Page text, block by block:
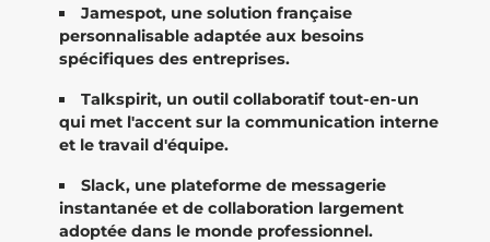
Jamespot, une solution française
personnalisable adaptée aux besoins
spécifiques des entreprises.
Talkspirit, un outil collaboratif tout-en-un
qui met l'accent sur la communication interne
et le travail d'équipe.
Slack, une plateforme de messagerie
instantanée et de collaboration largement
adoptée dans le monde professionnel.